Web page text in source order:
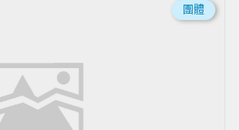
團體